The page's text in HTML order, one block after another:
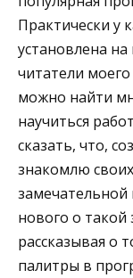
Практически
установлена
читатели
можно найти
научиться
сказать, что,
знакомлю
нового о
рассказывая о
палитры в